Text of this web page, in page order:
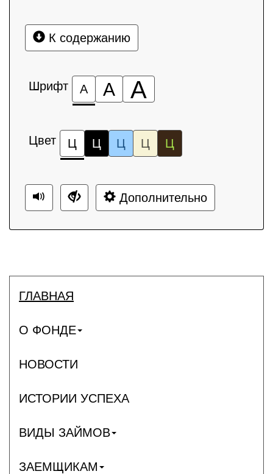
К содержанию
Шрифт А А А
Цвет Ц Ц Ц Ц Ц
Дополнительно
ГЛАВНАЯ
О ФОНДЕ
НОВОСТИ
ИСТОРИИ УСПЕХА
ВИДЫ ЗАЙМОВ
ЗАЕМЩИКАМ